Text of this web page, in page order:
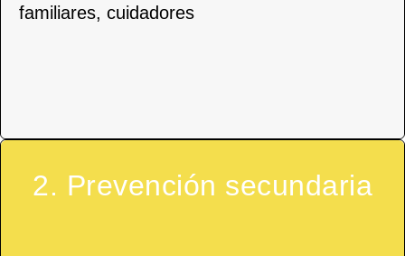
familiares, cuidadores
2. Prevención secundaria